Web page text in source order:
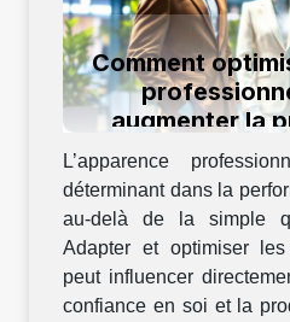
Comment
augmenter la
L’apparence
déterminant dans la
au-delà de la simple
Adapter et optimiser
peut influencer
confiance en soi et la